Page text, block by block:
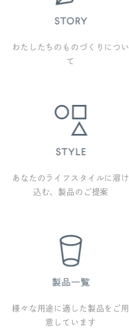
わたしたちのものづくりについ
て
あなたのライフスタイルに溶け
込む、製品のご提案
様々な用途に適した製品をご用
意しています